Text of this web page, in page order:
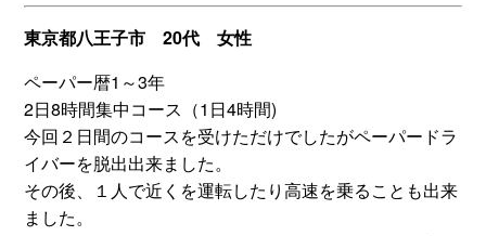
東京都八王子市 20代 女性
ペーパー暦1～3年
2日8時間集中コース（1日4時間)
今回２日間のコースを受けただけでしたがペーパードラ
イバーを脱出出来ました。
その後、１人で近くを運転したり高速を乗ることも出来
ました。